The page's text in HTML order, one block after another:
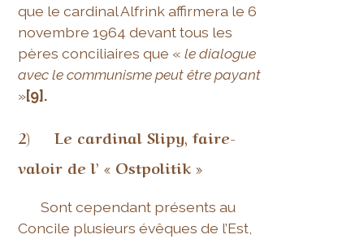
que le cardinal Alfrink affirmera le 6
novembre 1964 devant tous les
pères conciliaires que «le dialogue
avec le communisme peut être payant
»[9].
2) Le cardinal Slipy, faire-
valoir de l’ « Ostpolitik »
Sont cependant présents au
Concile plusieurs évêques de l’Est,